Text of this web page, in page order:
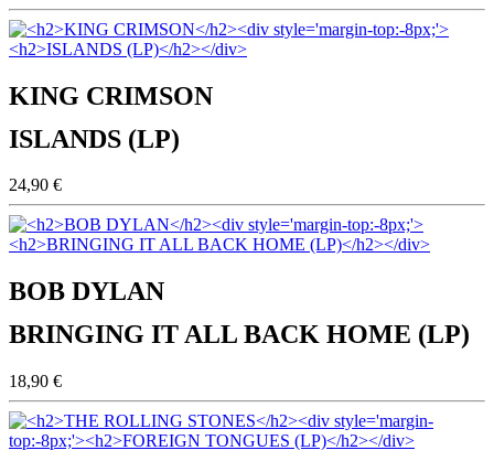
KING CRIMSON
ISLANDS (LP)
24,90 €
BOB DYLAN
BRINGING IT ALL BACK HOME (LP)
18,90 €